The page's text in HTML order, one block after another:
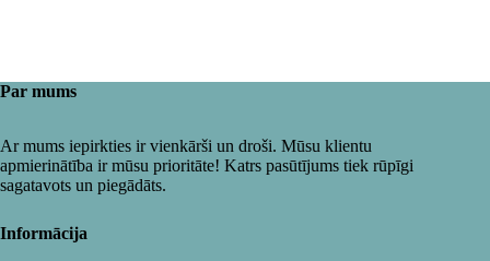
Par mums
Ar mums iepirkties ir vienkārši un droši. Mūsu klientu
apmierinātība ir mūsu prioritāte! Katrs pasūtījums tiek rūpīgi
sagatavots un piegādāts.
Informācija